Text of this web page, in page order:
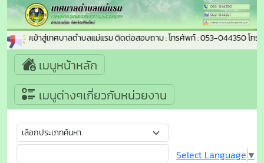
อนรับเข้าสู่เทศบาลตำบลแม่แรม ติดต่อสอบถาม : โทรศัพท์ : 053-044350 โทร
เมนูหน้าหลัก
เมนูต่างๆเกี่ยวกับหน่วยงาน
Select Language ▼